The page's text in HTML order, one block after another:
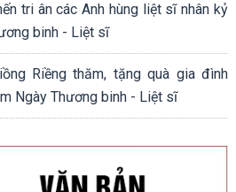
tri ân các Anh hùng liệt sĩ nhân kỷ
binh - Liệt sĩ
Riềng thăm, tặng quà gia đình
Ngày Thương binh - Liệt sĩ